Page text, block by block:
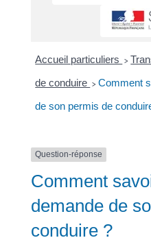
Accueil particuliers >
de conduire > Comment
de son permis de
Question-réponse
Comment
demande de
conduire ?